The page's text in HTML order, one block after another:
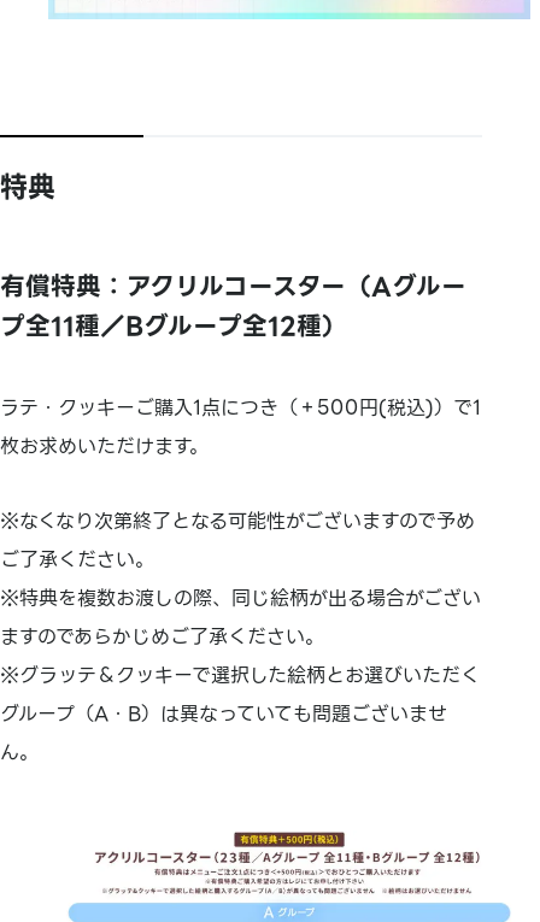
特典
有償特典：アクリルコースター（Aグルー
プ全11種／Bグループ全12種）
ラテ・クッキーご購入1点につき（＋500円(税込)）で1
枚お求めいただけます。
※なくなり次第終了となる可能性がございますので予め
ご了承ください。
※特典を複数お渡しの際、同じ絵柄が出る場合がござい
ますのであらかじめご了承ください。
※グラッテ＆クッキーで選択した絵柄とお選びいただく
グループ（A・B）は異なっていても問題ございませ
ん。